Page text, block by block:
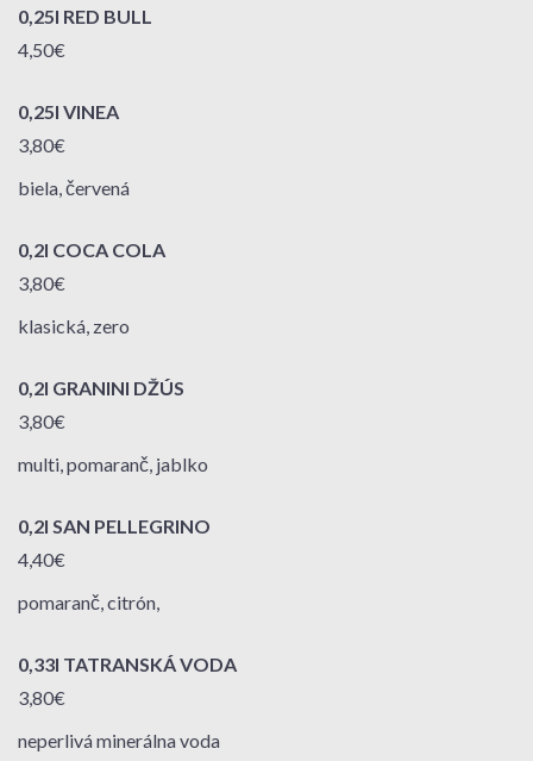
0,25l RED BULL
4,50€
0,25l VINEA
3,80€
biela, červená
0,2l COCA COLA
3,80€
klasická, zero
0,2l GRANINI DŽÚS
3,80€
multi, pomaranč, jablko
0,2l SAN PELLEGRINO
4,40€
pomaranč, citrón,
0,33l TATRANSKÁ VODA
3,80€
neperlivá minerálna voda